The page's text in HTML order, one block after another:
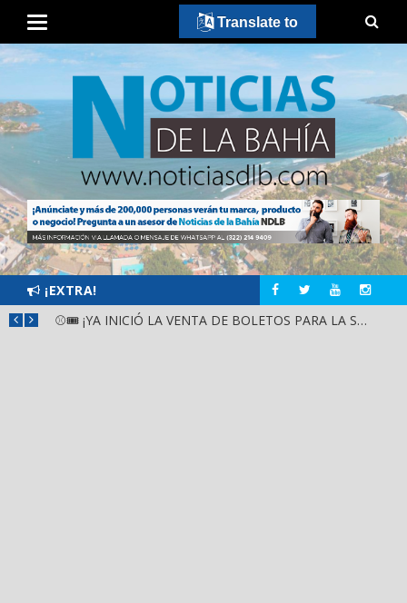
¡EXTRA!
⚾🎟️ ¡YA INICIÓ LA VENTA DE BOLETOS PARA LA SERIE DEL CARIBE KIDS NAYARIT 2026!
Translate to